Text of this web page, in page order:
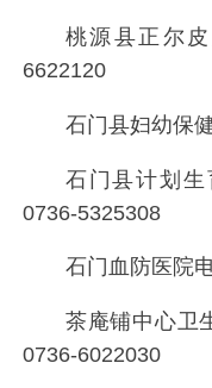
桃源县正尔
6622120
石门县妇幼保
石门县计划生
0736-5325308
石门血防医院
茶庵铺中心卫
0736-6022030